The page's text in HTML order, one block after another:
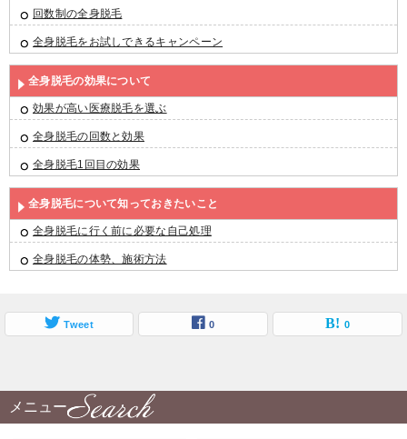
回数制の全身脱毛
全身脱毛をお試しできるキャンペーン
全身脱毛の効果について
効果が高い医療脱毛を選ぶ
全身脱毛の回数と効果
全身脱毛1回目の効果
全身脱毛について知っておきたいこと
全身脱毛に行く前に必要な自己処理
全身脱毛の体勢、施術方法
Tweet 0 0
メニュー